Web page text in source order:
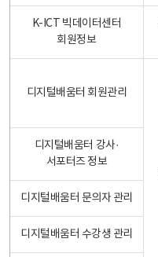
K-ICT 빅데이터센터
회원정보
디지털배움터 회원관리
디지털배움터 강사·
서포터즈 정보
디지털배움터 문의자 관리
디지털배움터 수강생 관리